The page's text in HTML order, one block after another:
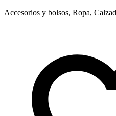
Accesorios y bolsos, Ropa,